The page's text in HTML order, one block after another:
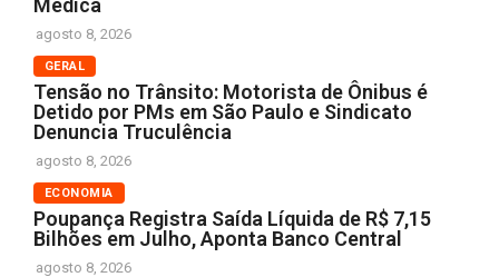
agosto 8, 2026
GERAL
Tensão no Trânsito: Motorista de Ônibus é
Detido por PMs em São Paulo e Sindicato
Denuncia Truculência
agosto 8, 2026
ECONOMIA
Poupança Registra Saída Líquida de R$ 7,15
Bilhões em Julho, Aponta Banco Central
agosto 8, 2026